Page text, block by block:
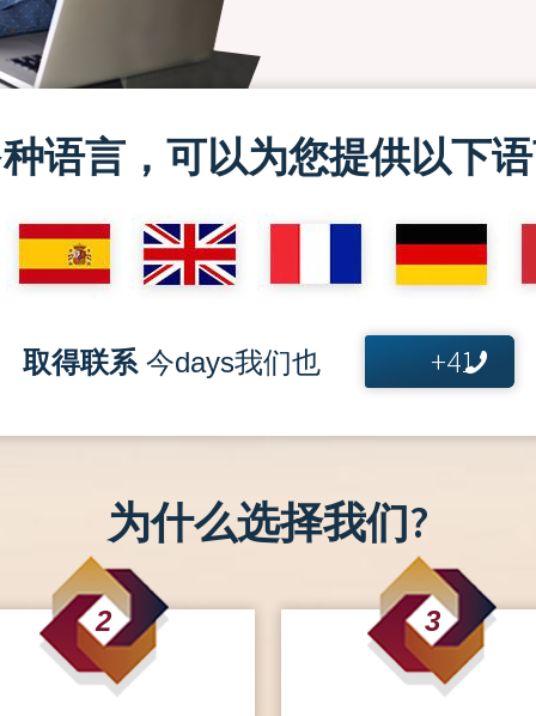
语言，可以为您提供以下
取得联系今days我们也 +41
为什么选择我们?
2 3